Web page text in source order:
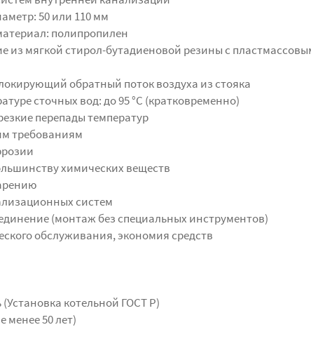
50 или 110 мм
полипропилен
из мягкой стирол-бутадиеновой резины с
обратный поток воздуха из стояка
сточных вод: до 95 °С (кратковременно)
перепады температур
требованиям
химических веществ
систем
(монтаж без специальных инструментов)
обслуживания, экономия средств
котельной ГОСТ Р)
менее 50 лет)